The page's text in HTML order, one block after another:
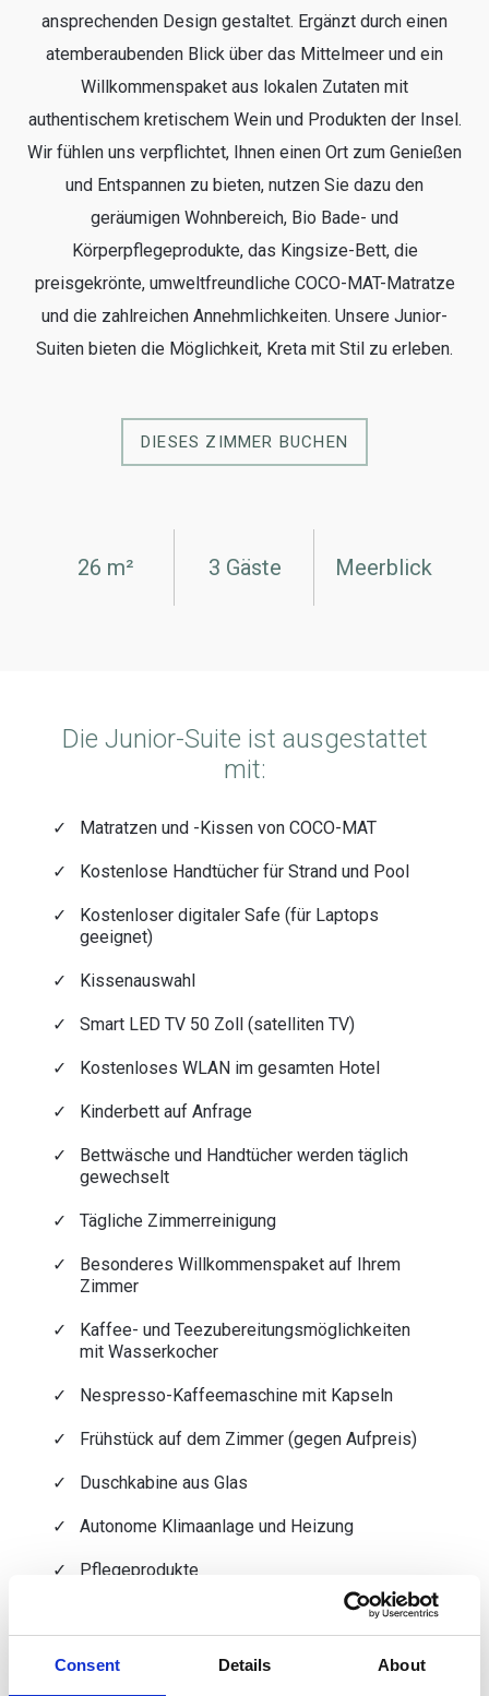
Consent Details About
ansprechenden Design gestaltet. Ergänzt durch einen
atemberaubenden Blick über das Mittelmeer und ein
Willkommenspaket aus lokalen Zutaten mit
authentischem kretischem Wein und Produkten der Insel.
Wir fühlen uns verpflichtet, Ihnen einen Ort zum Genießen
und Entspannen zu bieten, nutzen Sie dazu den
geräumigen Wohnbereich, Bio Bade- und
Körperpflegeprodukte, das Kingsize-Bett, die
preisgekrönte, umweltfreundliche COCO-MAT-Matratze
und die zahlreichen Annehmlichkeiten. Unsere Junior-
Suiten bieten die Möglichkeit, Kreta mit Stil zu erleben.
DIESES ZIMMER BUCHEN
26 m² 3 Gäste Meerblick
Die Junior-Suite ist ausgestattet
mit:
Matratzen und -Kissen von COCO-MAT
Kostenlose Handtücher für Strand und Pool
Kostenloser digitaler Safe (für Laptops
geeignet)
Kissenauswahl
Smart LED TV 50 Zoll (satelliten TV)
Kostenloses WLAN im gesamten Hotel
Kinderbett auf Anfrage
Bettwäsche und Handtücher werden täglich
gewechselt
Tägliche Zimmerreinigung
Besonderes Willkommenspaket auf Ihrem
Zimmer
Kaffee- und Teezubereitungsmöglichkeiten
mit Wasserkocher
Nespresso-Kaffeemaschine mit Kapseln
Frühstück auf dem Zimmer (gegen Aufpreis)
Duschkabine aus Glas
Autonome Klimaanlage und Heizung
Pflegeprodukte
Empfang und Begleitung zu Ihrem Zimmer